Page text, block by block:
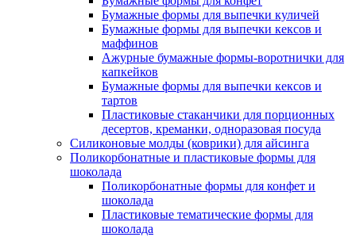
Бумажные формы для выпечки куличей
Бумажные формы для выпечки кексов и
маффинов
Ажурные бумажные формы-воротнички для
капкейков
Бумажные формы для выпечки кексов и
тартов
Пластиковые стаканчики для порционных
десертов, креманки, одноразовая посуда
Силиконовые молды (коврики) для айсинга
Поликорбонатные и пластиковые формы для
шоколада
Поликорбонатные формы для конфет и
шоколада
Пластиковые тематические формы для
шоколада